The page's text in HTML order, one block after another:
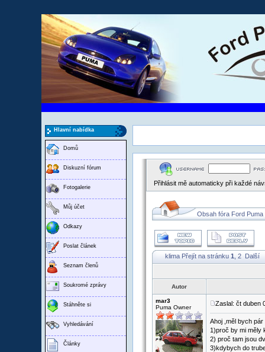
Hlavní nabídka
Domů
Diskuzní fórum
Fotogalerie
Můj účet
Odkazy
Poslat článek
Seznam členů
Soukromé zprávy
Stáhněte si
Vyhledávání
Články
Přihlásit mě automaticky při každé
Obsah fóra Ford Puma
klima Přejít na stránku 1 2 Další
Autor
mar3
Puma Owner
Zaslal: čt duben
Ahoj ,měl bych
1)proč by mi měly
2) proč tam jsou
3)kdybych do